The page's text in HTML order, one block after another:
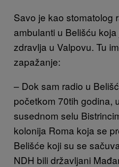
Savo je kao stomatolog
ambulanti u Belišću koja
zdravlja u Valpovu. Tu
zapažanje:
– Dok sam radio u
početkom 70tih godina,
susednom selu
kolonija Roma koja se
Belišće koji su se
NDH bili državljani